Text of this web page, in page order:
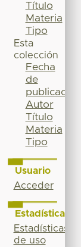
Título
Materia
Tipo
Esta
colección
Fecha
de
publicación
Autor
Título
Materia
Tipo
Usuario
Acceder
Estadísticas
Estadísticas
de uso